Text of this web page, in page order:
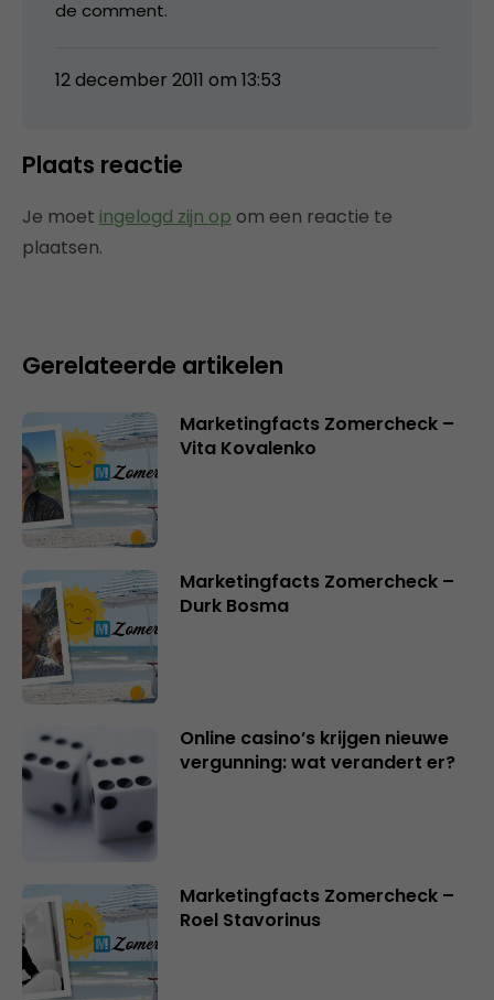
de comment.
12 december 2011 om 13:53
Plaats reactie
Je moet ingelogd zijn op om een reactie te
plaatsen.
Gerelateerde artikelen
Marketingfacts Zomercheck –
Vita Kovalenko
Marketingfacts Zomercheck –
Durk Bosma
Online casino’s krijgen nieuwe
vergunning: wat verandert er?
Marketingfacts Zomercheck –
Roel Stavorinus